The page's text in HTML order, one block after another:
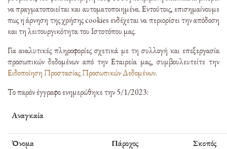
να πραγματοποιείται και αυτοματοποιημένα. Εντούτοις, επισημαίνουμε
πως η άρνηση της χρήσης cookies ενδέχεται να περιορίσει την απόδοση
και τη λειτουργικότητα του Ιστοτόπου μας.
Για αναλυτικές πληροφορίες σχετικά με τη συλλογή και επεξεργασία
προσωπικών δεδομένων από την Εταιρεία μας, συμβουλευτείτε την
Ειδοποίηση Προστασίας Προσωπικών Δεδομένων.
Το παρόν έγγραφο ενημερώθηκε την 5/1/2023:
Αναγκαία
Όνομα Πάροχος Σκοπός